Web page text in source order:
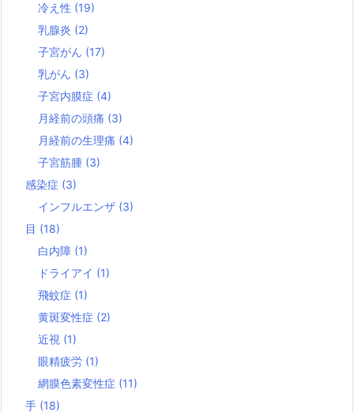
冷え性 (19)
乳腺炎 (2)
子宮がん (17)
乳がん (3)
子宮内膜症 (4)
月経前の頭痛 (3)
月経前の生理痛 (4)
子宮筋腫 (3)
感染症 (3)
インフルエンザ (3)
目 (18)
白内障 (1)
ドライアイ (1)
飛蚊症 (1)
黄斑変性症 (2)
近視 (1)
眼精疲労 (1)
網膜色素変性症 (11)
手 (18)